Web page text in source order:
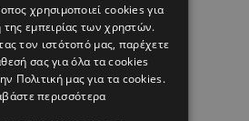
χρησιμοποιεί cookies για
της εμπειρίας των χρηστών.
τον ιστότοπό μας, παρέχετε
σας για όλα τα cookies
Πολιτική μας για τα cookies.
περισσότερα